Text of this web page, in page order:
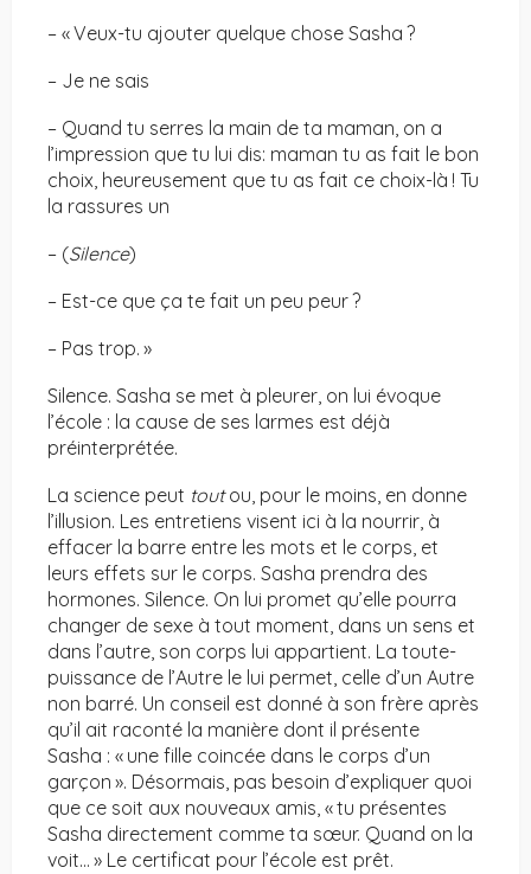
– « Veux-tu ajouter quelque chose Sasha ?
– Je ne sais
– Quand tu serres la main de ta maman, on a
l’impression que tu lui dis: maman tu as fait le bon
choix, heureusement que tu as fait ce choix-là ! Tu
la rassures un
– (Silence)
– Est-ce que ça te fait un peu peur ?
– Pas trop. »
Silence. Sasha se met à pleurer, on lui évoque
l’école : la cause de ses larmes est déjà
préinterprétée.
La science peut toutou, pour le moins, en donne
l’illusion. Les entretiens visent ici à la nourrir, à
effacer la barre entre les mots et le corps, et
leurs effets sur le corps. Sasha prendra des
hormones. Silence. On lui promet qu’elle pourra
changer de sexe à tout moment, dans un sens et
dans l’autre, son corps lui appartient. La toute-
puissance de l’Autre le lui permet, celle d’un Autre
non barré. Un conseil est donné à son frère après
qu’il ait raconté la manière dont il présente
Sasha : « une fille coincée dans le corps d’un
garçon ». Désormais, pas besoin d’expliquer quoi
que ce soit aux nouveaux amis, « tu présentes
Sasha directement comme ta sœur. Quand on la
voit… » Le certificat pour l’école est prêt.